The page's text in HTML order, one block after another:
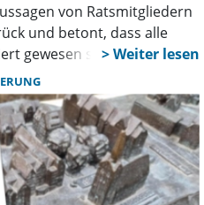
von Ratsmitgliedern
und betont, dass alle
gewesen seien. Die
beschlossen worden,
habe es nicht